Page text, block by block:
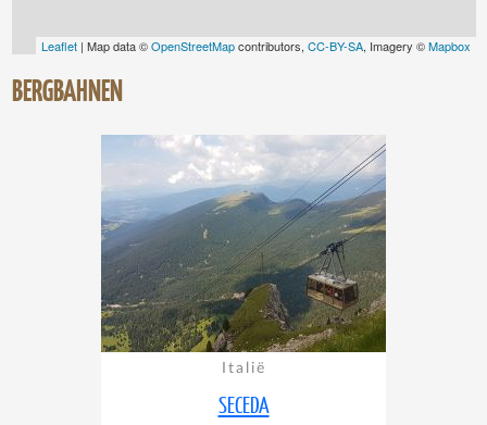
Leaflet| Map data ©OpenStreetMapcontributors, CC-BY-SA, Imagery ©Mapbox
BERGBAHNEN
Italië
SECEDA